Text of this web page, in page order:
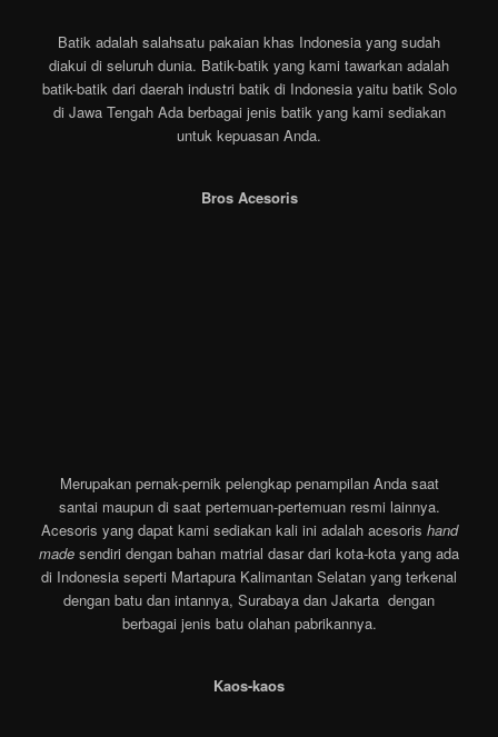
Batik adalah salahsatu pakaian khas Indonesia yang sudah
diakui di seluruh dunia. Batik-batik yang kami tawarkan adalah
batik-batik dari daerah industri batik di Indonesia yaitu batik Solo
di Jawa Tengah Ada berbagai jenis batik yang kami sediakan
untuk kepuasan Anda.
Bros Acesoris
Merupakan pernak-pernik pelengkap penampilan Anda saat
santai maupun di saat pertemuan-pertemuan resmi lainnya.
Acesoris yang dapat kami sediakan kali ini adalah acesoris hand
made sendiri dengan bahan matrial dasar dari kota-kota yang ada
di Indonesia seperti Martapura Kalimantan Selatan yang terkenal
dengan batu dan intannya, Surabaya dan Jakarta dengan
berbagai jenis batu olahan pabrikannya.
Kaos-kaos